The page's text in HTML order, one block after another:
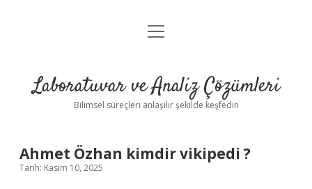
Anasayfa
Yasal Uyarı
menüyü
Laboratuvar ve Analiz Çözümleri
Bilimsel süreçleri anlaşılır şekilde keşfedin
Ahmet Özhan kimdir vikipedi ?
Tarih: Kasım 10, 2025